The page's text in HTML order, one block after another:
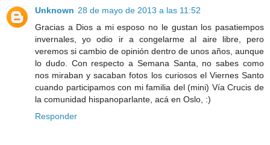
Unknown 28 de mayo de 2013 a las 11:52
Gracias a Dios a mi esposo no le gustan los pasatiempos
invernales, yo odio ir a congelarme al aire libre, pero
veremos si cambio de opinión dentro de unos años, aunque
lo dudo. Con respecto a Semana Santa, no sabes como
nos miraban y sacaban fotos los curiosos el Viernes Santo
cuando participamos con mi familia del (mini) Vía Crucis de
la comunidad hispanoparlante, acá en Oslo, :)
Responder